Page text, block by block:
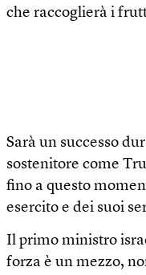
che raccoglierà i
Sarà un successo
sostenitore come
fino a questo
esercito e dei suoi
Il primo ministro
forza è un mezzo,